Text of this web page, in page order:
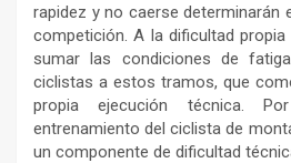
rapidez y no caerse determinarán
competición. A la dificultad
sumar las condiciones de
ciclistas a estos tramos, que
propia ejecución técnica.
entrenamiento del ciclista de
un componente de dificultad